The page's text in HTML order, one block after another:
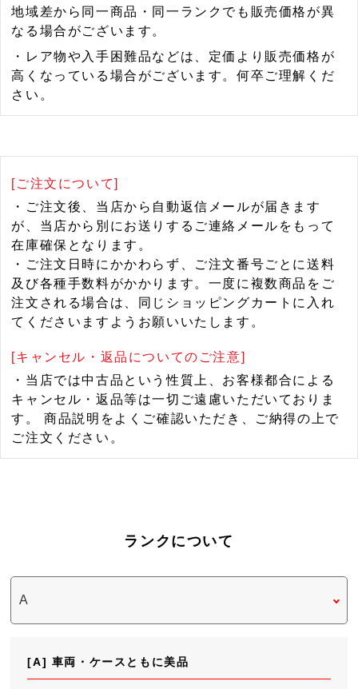
地域差から同一商品・同一ランクでも販売価格が異
なる場合がございます。
・レア物や入手困難品などは、定価より販売価格が
高くなっている場合がございます。何卒ご理解くだ
さい。
[ご注文について]
・ご注文後、当店から自動返信メールが届きます
が、当店から別にお送りするご連絡メールをもって
在庫確保となります。
・ご注文日時にかかわらず、ご注文番号ごとに送料
及び各種手数料がかかります。一度に複数商品をご
注文される場合は、同じショッピングカートに入れ
てくださいますようお願いいたします。
[キャンセル・返品についてのご注意]
・当店では中古品という性質上、お客様都合による
キャンセル・返品等は一切ご遠慮いただいておりま
す。 商品説明をよくご確認いただき、ご納得の上で
ご注文ください。
ランクについて
[A] 車両・ケースともに美品